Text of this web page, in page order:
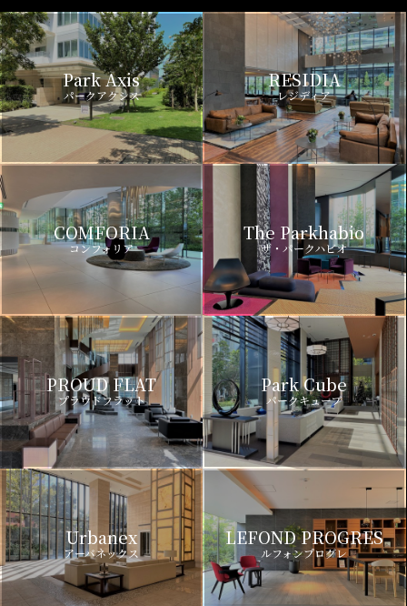
Park Axis
パークアクシス
RESIDIA
レジディア
COMFORIA
コンフォリア
The Parkhabio
ザ・パークハビオ
PROUD FLAT
プラウドフラット
Park Cube
パークキューブ
Urbanex
アーバネックス
LEFOND PROGRES
ルフォンプログレ